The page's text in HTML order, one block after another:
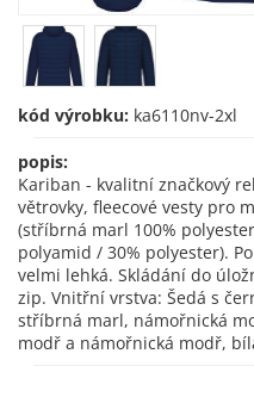
kód výrobku: ka6110nv-2xl
popis:
Kariban - kvalitní značkový
větrovky, fleecové vesty pro muže. Kariban 100%
(stříbrná marl 100%
polyamid / 30% polyester).
velmi lehká. Skládání do
zip. Vnitřní vrstva: Šedá s
stříbrná marl, námořnická
modř a námořnická modř,